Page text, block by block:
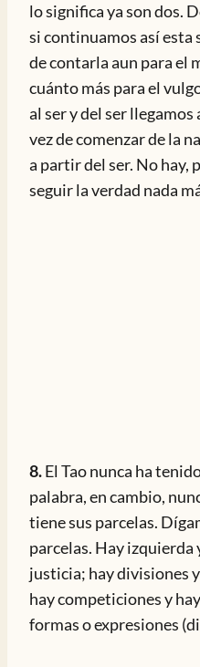
lo significa ya son dos.
si continuamos así
de contarla aun para el
cuánto más para el
al ser y del ser llegamos
vez de comenzar de la
a partir del ser. No hay,
seguir la verdad nada
8.El Tao nunca ha
palabra, en cambio,
tiene sus parcelas.
parcelas. Hay izquierda
justicia; hay divisiones
hay competiciones y
formas o expresiones